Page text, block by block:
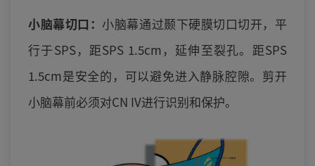
小脑幕切口： 小脑幕通过颞下硬膜切口切开，平
行于SPS，距SPS 1.5cm，延伸至裂孔。距SPS
1.5cm是安全的，可以避免进入静脉腔隙。剪开
小脑幕前必须对CN IV进行识别和保护。